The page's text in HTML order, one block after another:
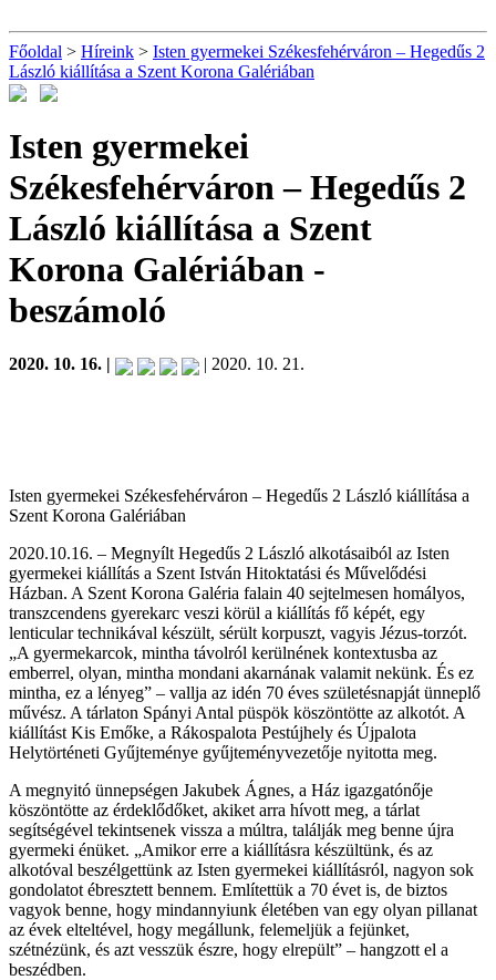
Főoldal > Híreink > Isten gyermekei Székesfehérváron – Hegedűs 2
László kiállítása a Szent Korona Galériában
Isten gyermekei
Székesfehérváron – Hegedűs 2
László kiállítása a Szent
Korona Galériában -
beszámoló
2020. 10. 16. | | 2020. 10. 21.
Isten gyermekei Székesfehérváron – Hegedűs 2 László kiállítása a
Szent Korona Galériában
2020.10.16. – Megnyílt Hegedűs 2 László alkotásaiból az Isten
gyermekei kiállítás a Szent István Hitoktatási és Művelődési
Házban. A Szent Korona Galéria falain 40 sejtelmesen homályos,
transzcendens gyerekarc veszi körül a kiállítás fő képét, egy
lenticular technikával készült, sérült korpuszt, vagyis Jézus-torzót.
„A gyermekarcok, mintha távolról kerülnének kontextusba az
emberrel, olyan, mintha mondani akarnának valamit nekünk. És ez
mintha, ez a lényeg” – vallja az idén 70 éves születésnapját ünneplő
művész. A tárlaton Spányi Antal püspök köszöntötte az alkotót. A
kiállítást Kis Emőke, a Rákospalota Pestújhely és Újpalota
Helytörténeti Gyűjteménye gyűjteményvezetője nyitotta meg.
A megnyitó ünnepségen Jakubek Ágnes, a Ház igazgatónője
köszöntötte az érdeklődőket, akiket arra hívott meg, a tárlat
segítségével tekintsenek vissza a múltra, találják meg benne újra
gyermeki énüket. „Amikor erre a kiállításra készültünk, és az
alkotóval beszélgettünk az Isten gyermekei kiállításról, nagyon sok
gondolatot ébresztett bennem. Említettük a 70 évet is, de biztos
vagyok benne, hogy mindannyiunk életében van egy olyan pillanat
az évek elteltével, hogy megállunk, felemeljük a fejünket,
szétnézünk, és azt vesszük észre, hogy elrepült” – hangzott el a
beszédben.